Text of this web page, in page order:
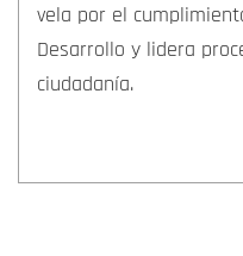
vela por el
Desarrollo y lidera
ciudadanía.